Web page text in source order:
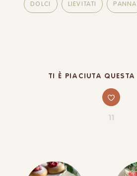
DOLCI LIEVITATI PANNA
TI È PIACIUTA QUESTA